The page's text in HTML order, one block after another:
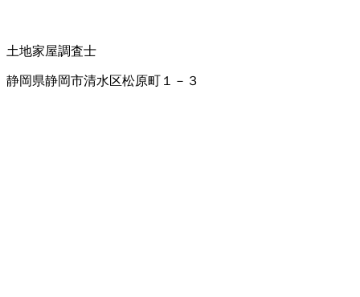
土地家屋調査士
静岡県静岡市清水区松原町１－３